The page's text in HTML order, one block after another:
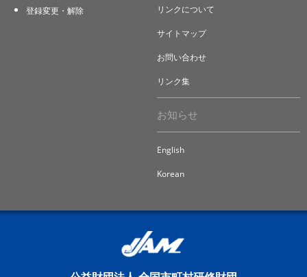
登録変更・解除
リンクについて
サイトマップ
お問い合わせ
リンク集
お知らせ
English
Korean